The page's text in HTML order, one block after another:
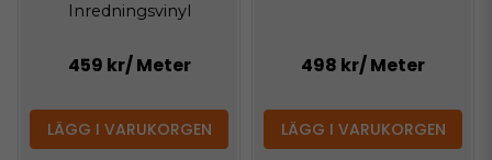
Inredningsvinyl
459 kr/ Meter
LÄGG I VARUKORGEN
498 kr/ Meter
LÄGG I VARUKORGEN